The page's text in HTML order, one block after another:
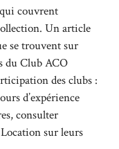
couvrent
Un article
se trouvent sur
du Club ACO
des clubs :
d’expérience
consulter
sur leurs